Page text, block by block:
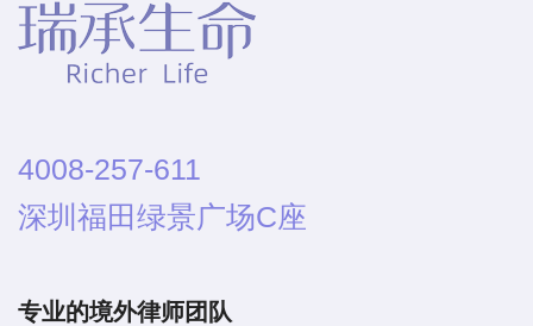
4008-257-611
深圳福田绿景广场C座
专业的境外律师团队